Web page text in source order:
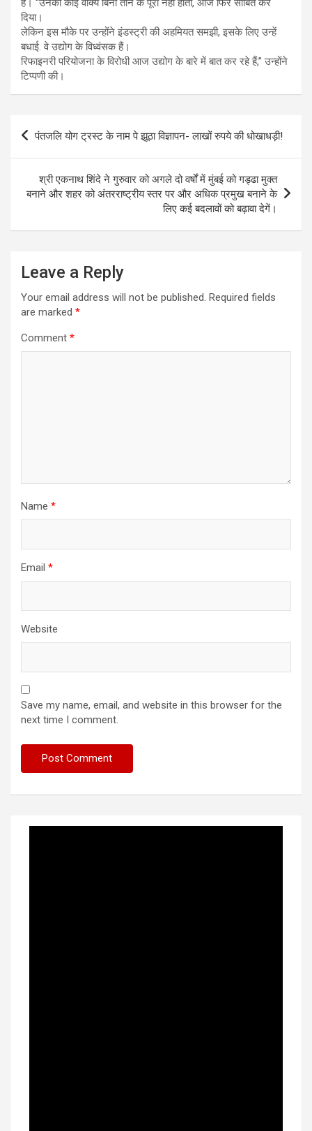
दिया।
लेकिन इस मौके पर उन्होंने इंडस्ट्री की अहमियत समझी, इसके लिए उन्हें
बधाई. वे उद्योग के विध्वंसक हैं।
रिफाइनरी परियोजना के विरोधी आज उद्योग के बारे में बात कर रहे हैं,” उन्होंने
टिप्पणी की।
Post
navigation
पंतजलि योग ट्रस्ट के नाम पे झूठा विज्ञापन- लाखों रुपये की धोखाधड़ी!
श्री एकनाथ शिंदे ने गुरुवार को अगले दो वर्षों में मुंबई को गड्ढा मुक्त
बनाने और शहर को अंतरराष्ट्रीय स्तर पर और अधिक प्रमुख बनाने के
लिए कई बदलावों को बढ़ावा देगें।
Leave a Reply
Your email address will not be published. Required fields
are marked *
Comment *
Name *
Email *
Website
Save my name, email, and website in this browser for the
next time I comment.